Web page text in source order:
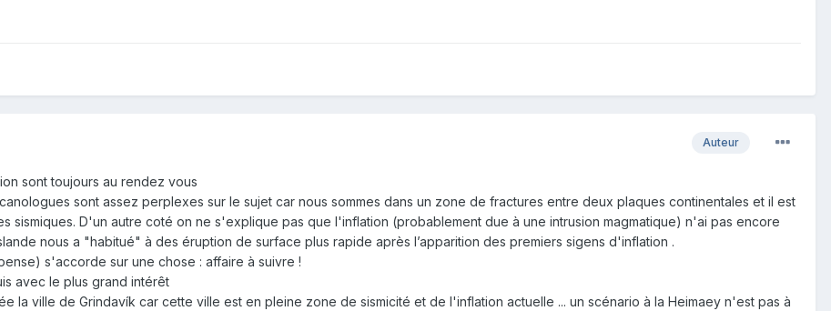
Auteur
sont toujours au rendez vous
sont assez perplexes sur le sujet car nous sommes dans un zone de fractures entre deux plaques continentales et il est
sismiques. D'un autre coté on ne s'explique pas que l'inflation (probablement due à une intrusion magmatique) n'ai pas encore
nous a "habitué" à des éruption de surface plus rapide après l’apparition des premiers sigens d'inflation .
s'accorde sur une chose : affaire à suivre !
avec le plus grand intérêt
la ville de Grindavík car cette ville est en pleine zone de sismicité et de l'inflation actuelle ... un scénario à la Heimaey n'est pas à